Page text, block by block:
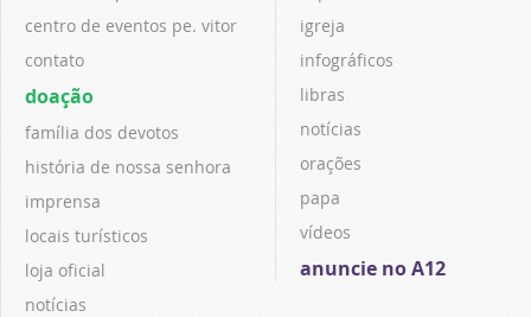
centro de eventos pe. vitor
contato
doação
família dos devotos
história de nossa senhora
imprensa
locais turísticos
loja oficial
notícias
igreja
infográficos
libras
notícias
orações
papa
vídeos
anuncie no A12